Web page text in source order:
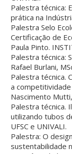
Palestra técnica:
prática na
Palestra Selo
Certificação de
Paula Pinto.
Palestra técnica:
Rafael Burlani,
Palestra técnica.
a
Nascimento Mutti,
Palestra técnica.
utilizando tubos
UFSC e UNIVALI.
Palestra: O
sustentabilidade